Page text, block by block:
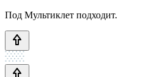
Под Мультиклет подходит.